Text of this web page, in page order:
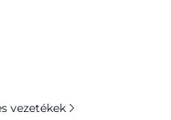
vezetékek